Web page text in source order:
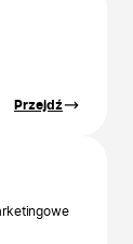
Przejdź